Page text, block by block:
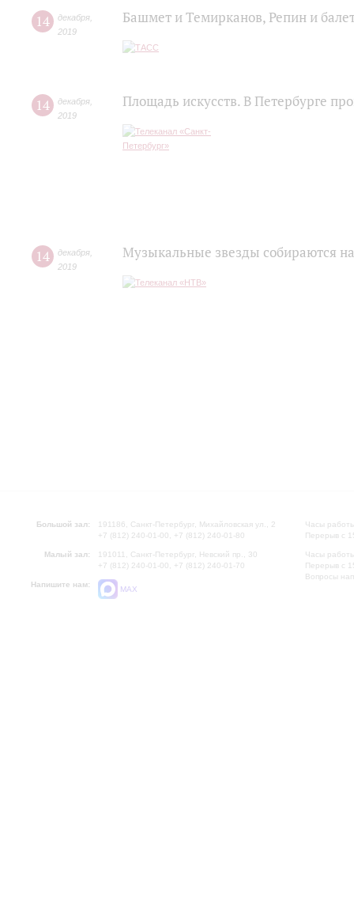
14 декабря
2019
Башмет и Темирканов, Репин и
14 декабря
2019
Площадь искусств. В Петербурге
14 декабря
2019
Музыкальные звезды собираются
Большой зал:
191186, Санкт-Петербург, Михайловская ул., 2
+7 (812) 240-01-00, +7 (812) 240-01-80
Малый зал:
191011, Санкт-Петербург, Невский пр., 30
+7 (812) 240-01-00, +7 (812) 240-01-70
Напишите нам:
MAX
Часы
Перерыв с
Часы
Перерыв с
Вопросы